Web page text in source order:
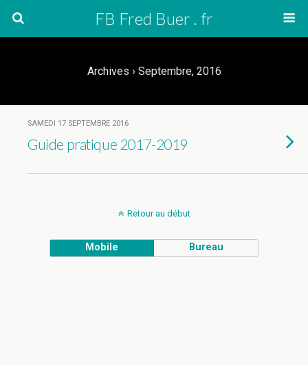
FB Fred Buer . fr
Archives › Septembre, 2016
SAMEDI 17 SEPTEMBRE 2016
Guide pratique 2017-2019
Retour au début
Mobile Bureau